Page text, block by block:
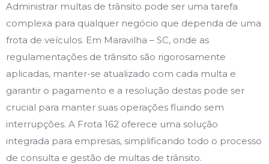
Administrar multas de trânsito pode ser uma tarefa
complexa para qualquer negócio que dependa de uma
frota de veículos. Em Maravilha – SC, onde as
regulamentações de trânsito são rigorosamente
aplicadas, manter-se atualizado com cada multa e
garantir o pagamento e a resolução destas pode ser
crucial para manter suas operações fluindo sem
interrupções. A Frota 162 oferece uma solução
integrada para empresas, simplificando todo o processo
de consulta e gestão de multas de trânsito.